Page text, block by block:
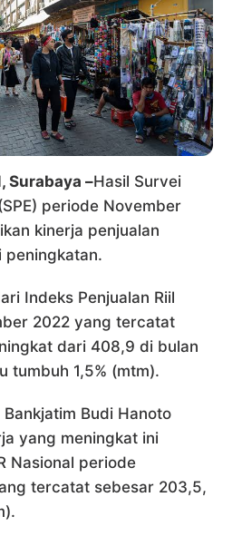
Surabaya –Hasil Survei
periode November
kinerja penjualan
peningkatan.
Indeks Penjualan Riil
2022 yang tercatat
dari 408,9 di bulan
tumbuh 1,5% (mtm).
Budi Hanoto
yang meningkat ini
Nasional periode
tercatat sebesar 203,5,